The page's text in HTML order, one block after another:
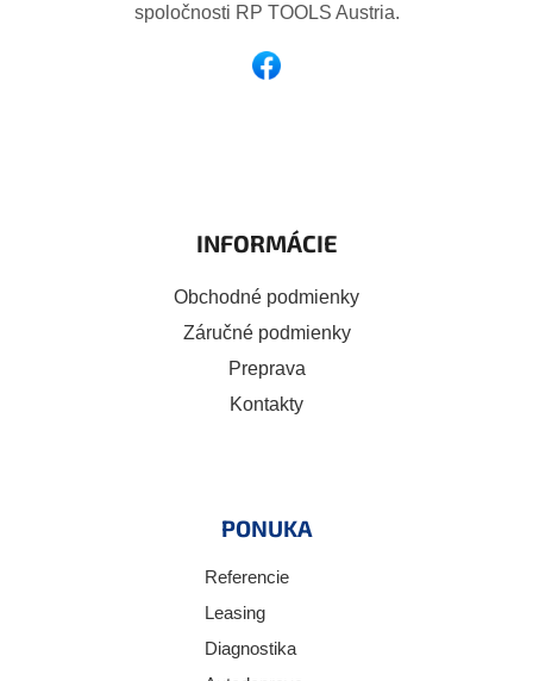
spoločnosti RP TOOLS Austria.
INFORMÁCIE
Obchodné podmienky
Záručné podmienky
Preprava
Kontakty
PONUKA
Referencie
Leasing
Diagnostika